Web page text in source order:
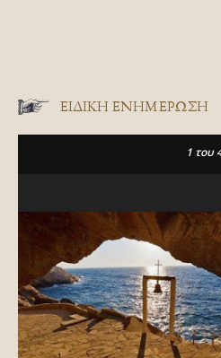
ΕΙΔΙΚΉ ΕΝΗΜΈΡΩΣΗ
1 του